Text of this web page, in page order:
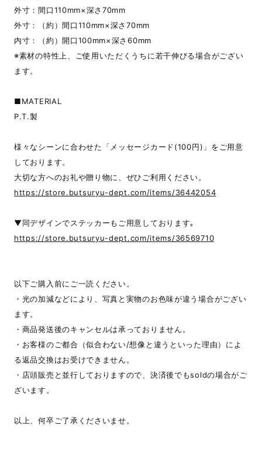
外寸：間口110mm×深さ70mm
外寸：（約）間口110mm×深さ70mm
内寸：（約）開口100mm×深さ60mm
※素材の特性上、ご使用いただくうちに若干伸びる場合がござい
ます。
■MATERIAL
P.T.製
様々なシーンに合わせた「メッセージカード(100円)」をご用意
しております。
大切な方へのお礼や贈り物に、ぜひご利用ください。
https://store.butsuryu-dept.com/items/36442054
▼同デザインでステッカーもご用意しております｡
https://store.butsuryu-dept.com/items/36569710
以下ご購入前にご一読ください。
・光の加減などにより、写真と実物のお色味が違う場合がござい
ます。
・商品発送後のキャンセルは承っておりません。
・お客様のご都合（似合わない/想像と違うといった理由）によ
る返品交換はお受けできません。
・店頭販売と並行しておりますので、決済後でもsoldの場合がご
ざいます。
以上、何卒ご了承くださいませ。